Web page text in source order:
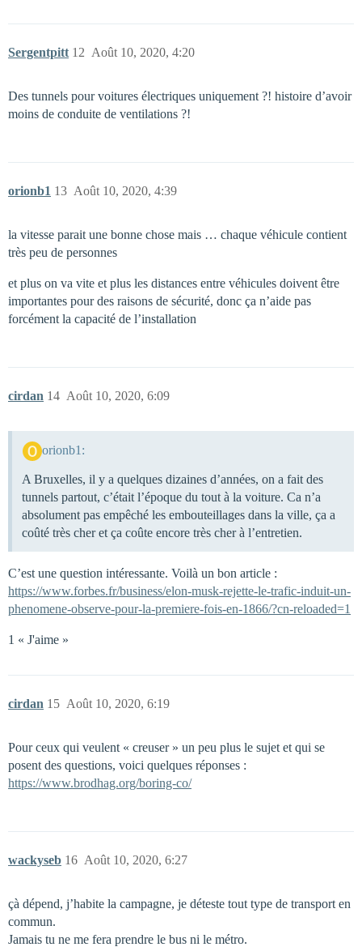
Sergentpitt Août 10, 2020, 4:20
12
Des tunnels pour voitures électriques uniquement ?! histoire d’avoir
moins de conduite de ventilations ?!
orionb1 Août 10, 2020, 4:39
13
la vitesse parait une bonne chose mais … chaque véhicule contient
très peu de personnes
et plus on va vite et plus les distances entre véhicules doivent être
importantes pour des raisons de sécurité, donc ça n’aide pas
forcément la capacité de l’installation
cirdan Août 10, 2020, 6:09
14
orionb1:
A Bruxelles, il y a quelques dizaines d’années, on a fait des
tunnels partout, c’était l’époque du tout à la voiture. Ca n’a
absolument pas empêché les embouteillages dans la ville, ça a
coûté très cher et ça coûte encore très cher à l’entretien.
C’est une question intéressante. Voilà un bon article :
https://www.forbes.fr/business/elon-musk-rejette-le-trafic-induit-un-
phenomene-observe-pour-la-premiere-fois-en-1866/?cn-reloaded=1
1 « J'aime »
cirdan Août 10, 2020, 6:19
15
Pour ceux qui veulent « creuser » un peu plus le sujet et qui se
posent des questions, voici quelques réponses :
https://www.brodhag.org/boring-co/
wackyseb Août 10, 2020, 6:27
16
çà dépend, j’habite la campagne, je déteste tout type de transport en
commun.
Jamais tu ne me fera prendre le bus ni le métro.